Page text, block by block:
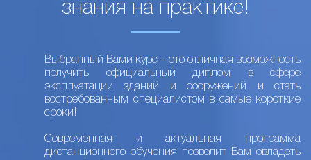
знания на практике!
Выбранный Вами курс – это отличная возможность
получить официальный диплом в сфере
эксплуатации зданий и сооружений и стать
востребованным специалистом в самые короткие
сроки!
Современная и актуальная программа
дистанционного обучения позволит Вам овладеть